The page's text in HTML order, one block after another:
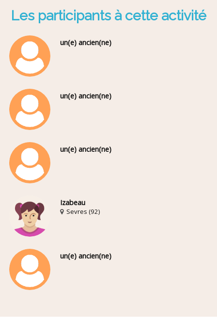
Les participants à cette activité
un(e) ancien(ne)
un(e) ancien(ne)
un(e) ancien(ne)
Izabeau
Sevres (92)
un(e) ancien(ne)